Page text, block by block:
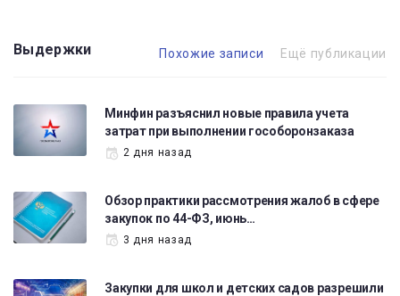
Выдержки Похожие записи Ещё публикации
Минфин разъяснил новые правила учета
затрат при выполнении гособоронзаказа
2 дня назад
Обзор практики рассмотрения жалоб в сфере
закупок по 44-ФЗ, июнь…
3 дня назад
Закупки для школ и детских садов разрешили